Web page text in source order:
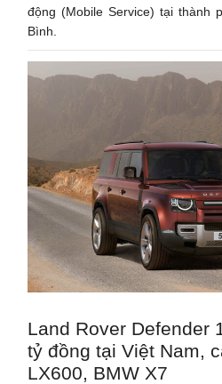
động (Mobile Service) tại thành
Bình.
Land Rover Defender
tỷ đồng tại Việt Nam,
LX600, BMW X7